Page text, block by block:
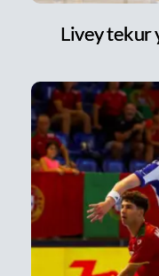
Livey tekur